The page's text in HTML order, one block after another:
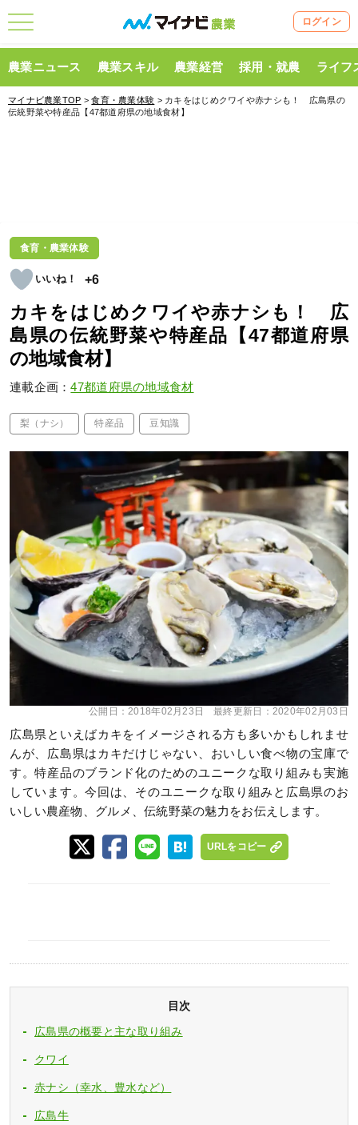
ログイン
農業ニュース 農業スキル 農業経営 採用・就農 ライフ
マイナビ農業TOP >食育・農業体験 > カキをはじめクワイや赤ナシも！ 広島県の
伝統野菜や特産品【47都道府県の地域食材】
食育・農業体験
+6
カキをはじめクワイや赤ナシも！ 広
島県の伝統野菜や特産品【47都道府県
の地域食材】
連載企画：47都道府県の地域食材
梨（ナシ） 特産品 豆知識
公開日：2018年02月23日 最終更新日： 2020年02月03日
広島県といえばカキをイメージされる方も多いかもしれませ
んが、広島県はカキだけじゃない、おいしい食べ物の宝庫で
す。特産品のブランド化のためのユニークな取り組みも実施
しています。今回は、そのユニークな取り組みと広島県のお
いしい農産物、グルメ、伝統野菜の魅力をお伝えします。
URLをコピー
目次
広島県の概要と主な取り組み
クワイ
赤ナシ（幸水、豊水など）
広島牛